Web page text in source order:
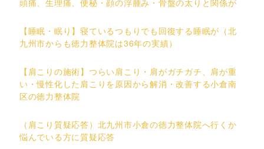
【睡眠・眠り】寝ているつもりでも回復する睡眠が（北
九州市からも徳力整体院は36年の実績）
【肩こりの施術】つらい肩こり・肩がガチガチ、肩が重
い・慢性化した肩こりを原因から解消・改善する小倉南
区の徳力整体院
（肩こり質疑応答）北九州市小倉の徳力整体院へ行くか
悩んでいる方に質疑応答